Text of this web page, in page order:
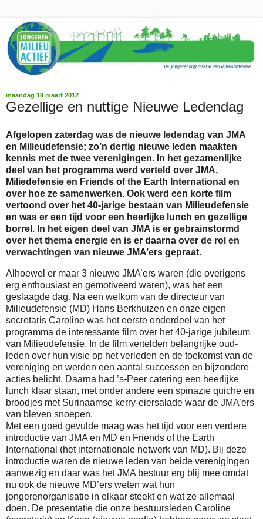
maandag 19 maart 2012
Gezellige en nuttige Nieuwe Ledendag
Afgelopen zaterdag was de nieuwe ledendag van JMA
en Milieudefensie; zo’n dertig nieuwe leden maakten
kennis met de twee verenigingen. In het gezamenlijke
deel van het programma werd verteld over JMA,
Miliedefensie en Friends of the Earth International en
over hoe ze samenwerken. Ook werd een korte film
vertoond over het 40-jarige bestaan van Milieudefensie
en was er een tijd voor een heerlijke lunch en gezellige
borrel. In het eigen deel van JMA is er gebrainstormd
over het thema energie en is er daarna over de rol en
verwachtingen van nieuwe JMA’ers gepraat.
Alhoewel er maar 3 nieuwe JMA’ers waren (die overigens
erg enthousiast en gemotiveerd waren), was het een
geslaagde dag. Na een welkom van de directeur van
Milieudefensie (MD) Hans Berkhuizen en onze eigen
secretaris Caroline was het eerste onderdeel van het
programma de interessante film over het 40-jarige jubileum
van Milieudefensie. In de film vertelden belangrijke oud-
leden over hun visie op het verleden en de toekomst van de
vereniging en werden een aantal successen en bijzondere
acties belicht. Daarna had ’s-Peer catering een heerlijke
lunch klaar staan, met onder andere een spinazie quiche en
broodjes met Surinaamse kerry-eiersalade waar de JMA’ers
van bleven snoepen.
Met een goed gevulde maag was het tijd voor een verdere
introductie van JMA en MD en Friends of the Earth
International (het internationale netwerk van MD). Bij deze
introductie waren de nieuwe leden van beide verenigingen
aanwezig en daar was het JMA bestuur erg blij mee omdat
nu ook de nieuwe MD’ers weten wat hun
jongerenorganisatie in elkaar steekt en wat ze allemaal
doen. De presentatie die onze bestuursleden Caroline